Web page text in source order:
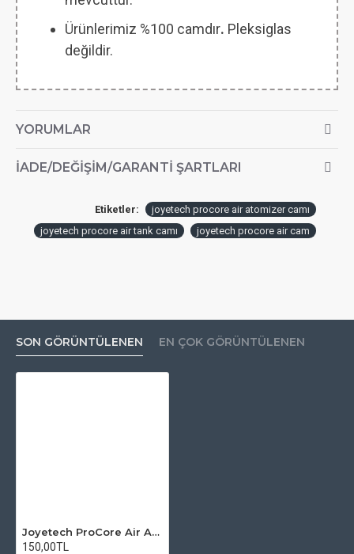
Ürünlerimiz %100 camdır. Pleksiglas
değildir.
YORUMLAR
İADE/DEĞIŞIM/GARANTI ŞARTLARI
Etiketler:
joyetech procore air atomizer camı
joyetech procore air tank camı
joyetech procore air cam
SON GÖRÜNTÜLENEN EN ÇOK GÖRÜNTÜLENEN
Joyetech ProCore Air Atomizer Camı
150,00TL